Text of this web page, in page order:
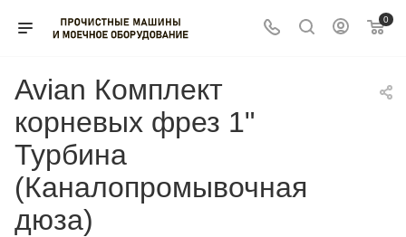
0
Avian Комплект
корневых фрез 1"
Турбина
(Каналопромывочная
дюза)